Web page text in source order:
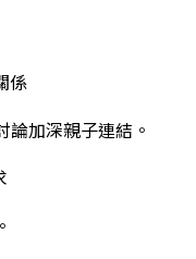
係
論加深親子連結。